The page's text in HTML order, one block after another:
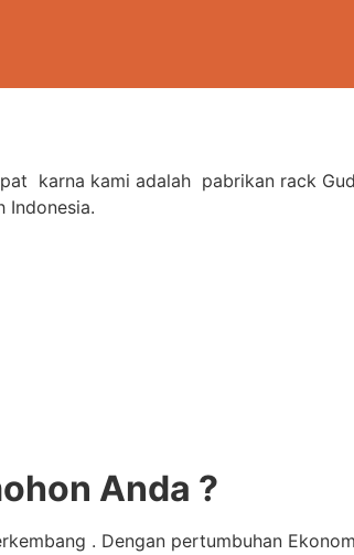
karna kami adalah pabrikan rack
Indonesia.
Anda ?
. Dengan pertumbuhan